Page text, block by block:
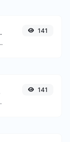
site
site específico.
141
facilidade.
141